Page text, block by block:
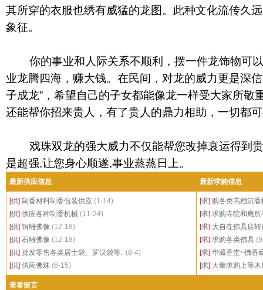
其所穿的衣服也绣有威猛的龙图。此种文化流传久
象征。
你的事业和人际关系不顺利，摆一件龙饰物可以
业龙腾四海，赚大钱。在民间，对龙的威力更是深
子成龙”，希望自己的子女都能像龙一样受大家所敬
还能帮你招来贵人，有了贵人的鼎力相助，一切都
戏珠双龙的强大威力不仅能帮您改掉衰运得到贵
是超强,让您身心顺遂,事业蒸蒸日上。
最新供应信息 最新求购信息
[供] 制香材料制香包装供应 (1-14)
[供] 供应各种制香机械 (11-24)
[供] 铜雕佛像 (12-18)
[供] 石雕佛像 (12-18)
[供] 批发零售各类居士袋、罗汉袋等.. (8-4)
[供] 供应佛珠 (6-15)
[求] 购各类高档沉
[求] 求购寺院和庵所
[求] 大自在佛具店转
[求] 求购各类佛具
[求] 华藏香堂~佛香
[求] 大量求购上等
查看留言